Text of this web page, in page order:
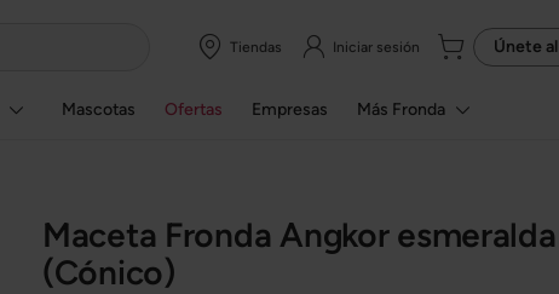
Tiendas Iniciar sesión Únete al
Mascotas Ofertas Empresas Más Fronda
Maceta Fronda Angkor esmeralda
(Cónico)